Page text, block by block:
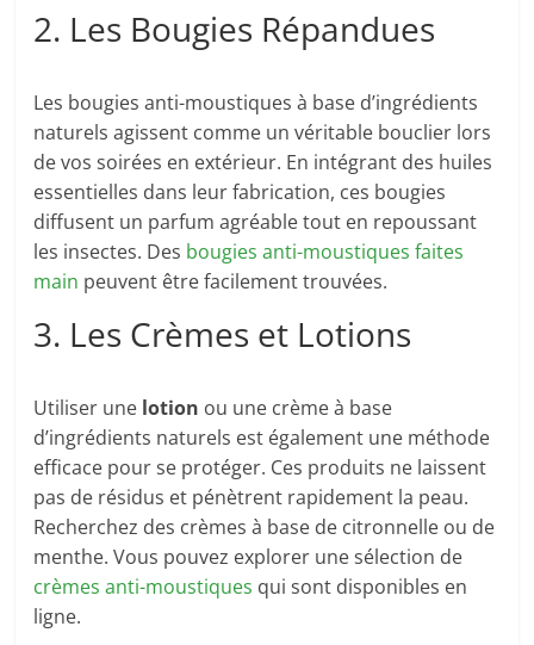
2. Les Bougies Répandues
Les bougies anti-moustiques à base d’ingrédients
naturels agissent comme un véritable bouclier lors
de vos soirées en extérieur. En intégrant des huiles
essentielles dans leur fabrication, ces bougies
diffusent un parfum agréable tout en repoussant
les insectes. Des bougies anti-moustiques faites
main peuvent être facilement trouvées.
3. Les Crèmes et Lotions
Utiliser une lotion ou une crème à base
d’ingrédients naturels est également une méthode
efficace pour se protéger. Ces produits ne laissent
pas de résidus et pénètrent rapidement la peau.
Recherchez des crèmes à base de citronnelle ou de
menthe. Vous pouvez explorer une sélection de
crèmes anti-moustiques qui sont disponibles en
ligne.